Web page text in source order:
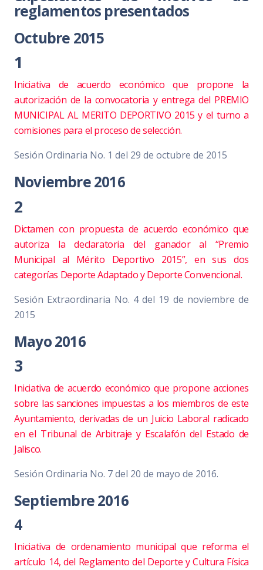
reglamentos presentados
Octubre 2015
1
Iniciativa de acuerdo económico que propone la
autorización de la convocatoria y entrega del PREMIO
MUNICIPAL AL MERITO DEPORTIVO 2015 y el turno a
comisiones para el proceso de selección.
Sesión Ordinaria No. 1 del 29 de octubre de 2015
Noviembre 2016
2
Dictamen con propuesta de acuerdo económico que
autoriza la declaratoria del ganador al “Premio
Municipal al Mérito Deportivo 2015”, en sus dos
categorías Deporte Adaptado y Deporte Convencional.
Sesión Extraordinaria No. 4 del 19 de noviembre de
2015
Mayo 2016
3
Iniciativa de acuerdo económico que propone acciones
sobre las sanciones impuestas a los miembros de este
Ayuntamiento, derivadas de un Juicio Laboral radicado
en el Tribunal de Arbitraje y Escalafón del Estado de
Jalisco.
Sesión Ordinaria No. 7 del 20 de mayo de 2016.
Septiembre 2016
4
Iniciativa de ordenamiento municipal que reforma el
artículo 14, del Reglamento del Deporte y Cultura Física